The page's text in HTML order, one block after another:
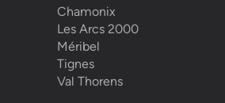
Chamonix
Les Arcs 2000
Méribel
Tignes
Val Thorens